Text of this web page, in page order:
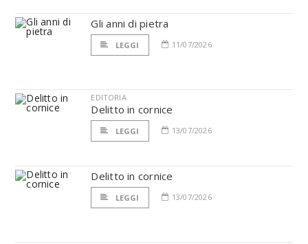
Gli anni di pietra
LEGGI 11/07/2026
EDITORIA
Delitto in cornice
LEGGI 13/07/2026
Delitto in cornice
LEGGI 13/07/2026